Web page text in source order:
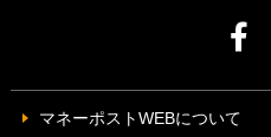
マネーポストWEBについて